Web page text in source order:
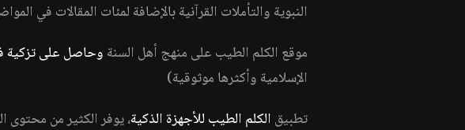
النبوية والتأملات القرآنية بالإضافة لمئات المقالات في
موقع الكلم الطيب على منهج أهل السنة وحاصل على تزكية
الإسلامية وأكثرها موثوقية)
تطبيق الكلم الطيب للأجهزة الذكية، يوفر الكثير من محتوى